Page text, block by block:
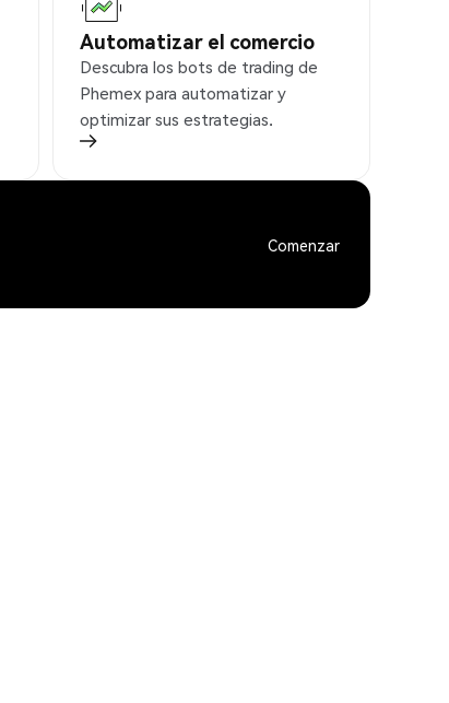
Automatizar el comercio
Descubra los bots de trading de
Phemex para automatizar y
optimizar sus estrategias.
Comenzar